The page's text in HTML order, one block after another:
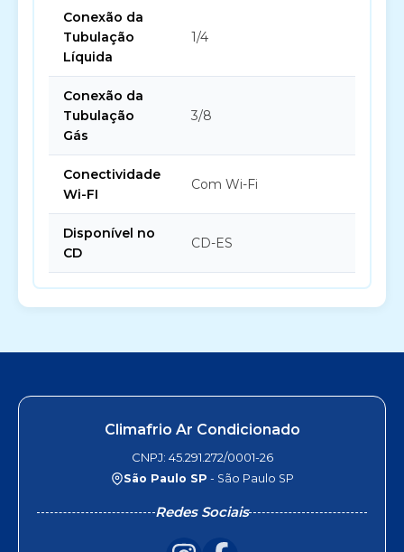
Conexão da
Tubulação
Líquida
1/4
Conexão da
Tubulação
Gás
3/8
Conectividade
Wi-FI
Com Wi-Fi
Disponível no
CD
CD-ES
Climafrio Ar Condicionado
CNPJ: 45.291.272/0001-26
São Paulo SP - São Paulo SP
Redes Sociais